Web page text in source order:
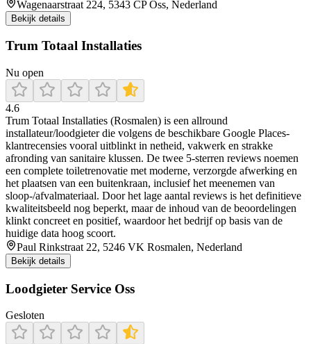
Wagenaarstraat 224, 5343 CP Oss, Nederland
Bekijk details
Trum Totaal Installaties
Nu open
4.6
Trum Totaal Installaties (Rosmalen) is een allround
installateur/loodgieter die volgens de beschikbare Google Places-
klantrecensies vooral uitblinkt in netheid, vakwerk en strakke
afronding van sanitaire klussen. De twee 5-sterren reviews noemen
een complete toiletrenovatie met moderne, verzorgde afwerking en
het plaatsen van een buitenkraan, inclusief het meenemen van
sloop-/afvalmateriaal. Door het lage aantal reviews is het definitieve
kwaliteitsbeeld nog beperkt, maar de inhoud van de beoordelingen
klinkt concreet en positief, waardoor het bedrijf op basis van de
huidige data hoog scoort.
Paul Rinkstraat 22, 5246 VK Rosmalen, Nederland
Bekijk details
Loodgieter Service Oss
Gesloten